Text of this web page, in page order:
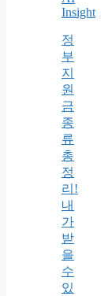
Insight
정
부
지
원
금
종
류
총
정
리!
내
가
받
을
수
있